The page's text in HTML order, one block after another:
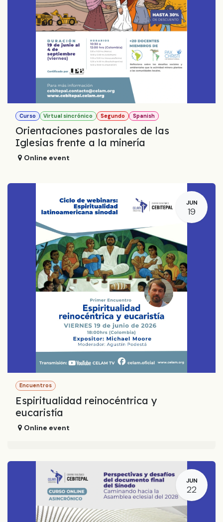
Curso Virtual sincrónico Segundo Spanish
Orientaciones pastorales de las
Iglesias frente a la minería
Online event
JUN
19
Encuentros
Espiritualidad reinocéntrica y
eucaristía
Online event
JUN
22